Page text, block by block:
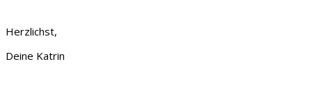
Herzlichst,
Deine Katrin